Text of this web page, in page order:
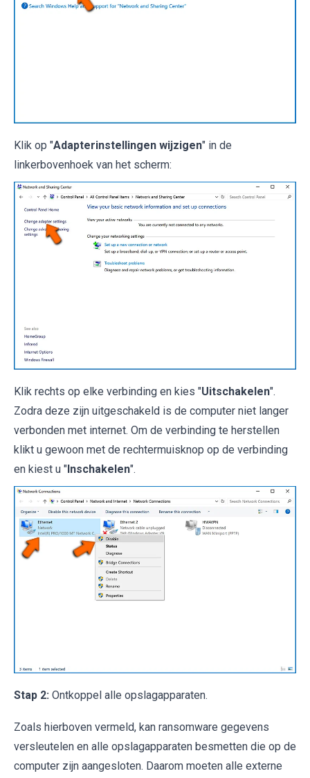
Klik op "Adapterinstellingen wijzigen" in de
linkerbovenhoek van het scherm:
Klik rechts op elke verbinding en kies "Uitschakelen".
Zodra deze zijn uitgeschakeld is de computer niet langer
verbonden met internet. Om de verbinding te herstellen
klikt u gewoon met de rechtermuisknop op de verbinding
en kiest u "Inschakelen".
Stap 2: Ontkoppel alle opslagapparaten.
Zoals hierboven vermeld, kan ransomware gegevens
versleutelen en alle opslagapparaten besmetten die op de
computer zijn aangesloten. Daarom moeten alle externe